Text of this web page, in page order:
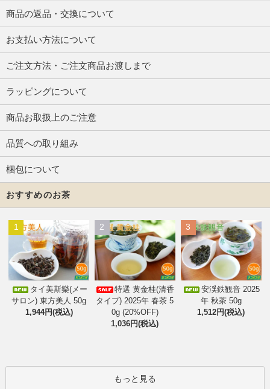
商品の返品・交換について
お支払い方法について
ご注文方法・ご注文商品お渡しまで
ラッピングについて
商品お取扱上のご注意
品質への取り組み
梱包について
おすすめのお茶
1
タイ美斯樂(メー
サロン) 東方美人 50g
1,944円(税込)
2
特選 黄金桂(清香
タイプ) 2025年 春茶 5
0g (20%OFF)
1,036円(税込)
3
安渓鉄観音 2025
年 秋茶 50g
1,512円(税込)
もっと見る